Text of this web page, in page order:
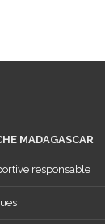
MADAGASCAR
responsable